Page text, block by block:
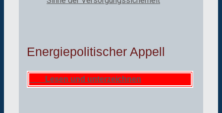
Energiepolitischer Appell
Lesen und unterzeichnen